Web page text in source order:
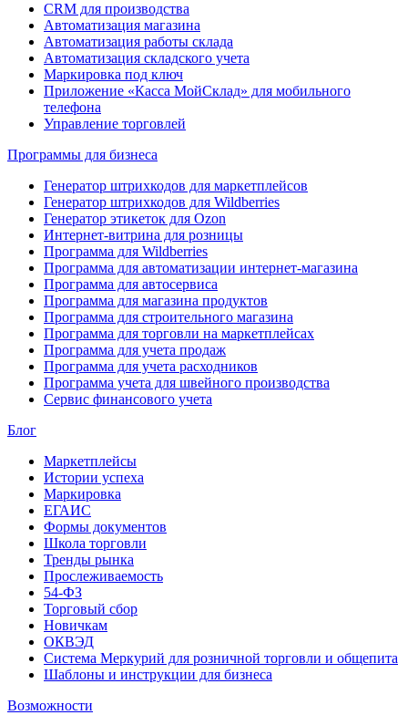
CRM для производства
Автоматизация магазина
Автоматизация работы склада
Автоматизация складского учета
Маркировка под ключ
Приложение «Касса МойСклад» для мобильного
телефона
Управление торговлей
Программы для бизнеса
Генератор штрихкодов для маркетплейсов
Генератор штрихкодов для Wildberries
Генератор этикеток для Ozon
Интернет-витрина для розницы
Программа для Wildberries
Программа для автоматизации интернет-магазина
Программа для автосервиса
Программа для магазина продуктов
Программа для строительного магазина
Программа для торговли на маркетплейсах
Программа для учета продаж
Программа для учета расходников
Программа учета для швейного производства
Сервис финансового учета
Блог
Маркетплейсы
Истории успеха
Маркировка
ЕГАИС
Формы документов
Школа торговли
Тренды рынка
Прослеживаемость
54-ФЗ
Торговый сбор
Новичкам
ОКВЭД
Система Меркурий для розничной торговли и общепита
Шаблоны и инструкции для бизнеса
Возможности